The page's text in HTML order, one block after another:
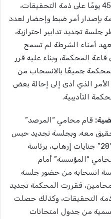
تجديد حبس “إسلام جمعة” 45 يومًا على ذمة التحقيقات،
بإصدار أمر ضبط وإحضار لعدد
تجديد تدابير احترازية،
أمناء الشرطة لم تسمح
المحكمة، وبناء عليه قرر
جميعًا بالانسحاب من
الذي أدى إلى إحالة بعض
التأديبية.
قام محامي “المرصد”
معه. وبجلسة تجديد حبس
“جمعة” الأولى أمام الدائرة “28” جنايات إرهاب، برئاسة
“المؤسسة” أمام
انسحابه من حضور جلسة
فقررت المحكمة تجديد
يومًا على ذمة التحقيقات، وكذلك حصلت
رسمية من جدول امتحانات